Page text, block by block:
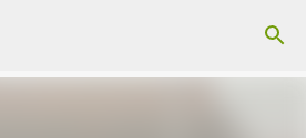
o conteúdo principal